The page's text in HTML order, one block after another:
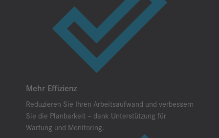
Mehr Effizienz
Reduzieren Sie Ihren Arbeitsaufwand und verbessern
Sie die Planbarkeit – dank Unterstützung für
Wartung und Monitoring.